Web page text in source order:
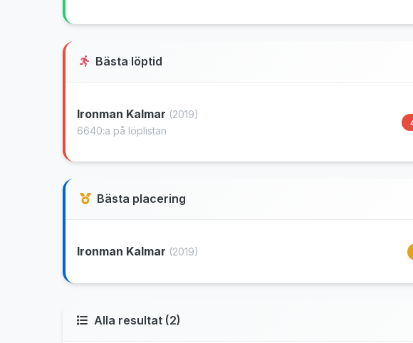
Bästa löptid
Ironman Kalmar (2019)
6640:a på löplistan
Bästa placering
Ironman Kalmar (2019)
Alla resultat (2)